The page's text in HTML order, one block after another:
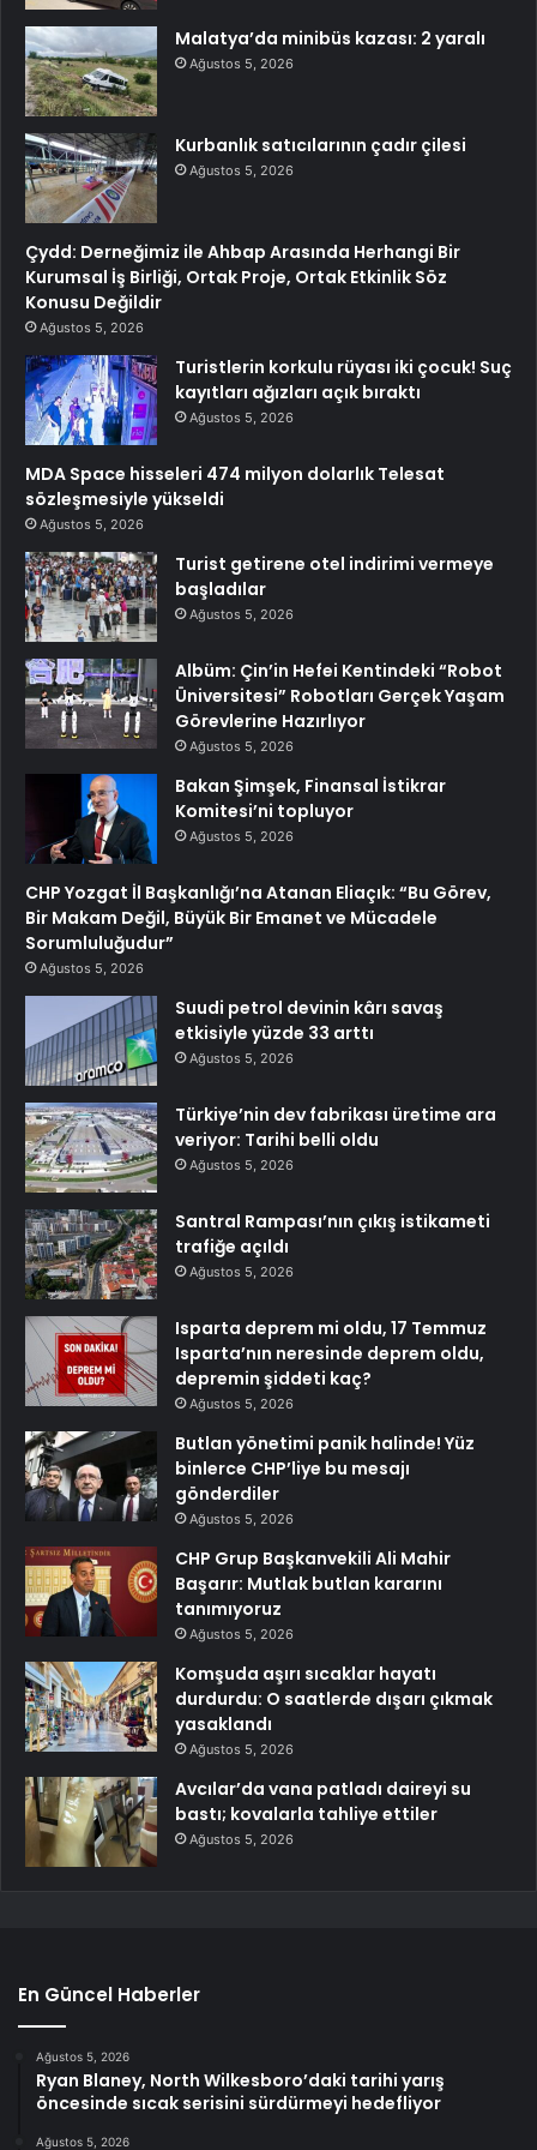
Malatya’da minibüs kazası: 2 yaralı
Ağustos 5, 2026
Kurbanlık satıcılarının çadır çilesi
Ağustos 5, 2026
Çydd: Derneğimiz ile Ahbap Arasında Herhangi Bir
Kurumsal İş Birliği, Ortak Proje, Ortak Etkinlik Söz
Konusu Değildir
Ağustos 5, 2026
Turistlerin korkulu rüyası iki çocuk! Suç
kayıtları ağızları açık bıraktı
Ağustos 5, 2026
MDA Space hisseleri 474 milyon dolarlık Telesat
sözleşmesiyle yükseldi
Ağustos 5, 2026
Turist getirene otel indirimi vermeye
başladılar
Ağustos 5, 2026
Albüm: Çin’in Hefei Kentindeki “Robot
Üniversitesi” Robotları Gerçek Yaşam
Görevlerine Hazırlıyor
Ağustos 5, 2026
Bakan Şimşek, Finansal İstikrar
Komitesi’ni topluyor
Ağustos 5, 2026
CHP Yozgat İl Başkanlığı’na Atanan Eliaçık: “Bu Görev,
Bir Makam Değil, Büyük Bir Emanet ve Mücadele
Sorumluluğudur”
Ağustos 5, 2026
Suudi petrol devinin kârı savaş
etkisiyle yüzde 33 arttı
Ağustos 5, 2026
Türkiye’nin dev fabrikası üretime ara
veriyor: Tarihi belli oldu
Ağustos 5, 2026
Santral Rampası’nın çıkış istikameti
trafiğe açıldı
Ağustos 5, 2026
Isparta deprem mi oldu, 17 Temmuz
Isparta’nın neresinde deprem oldu,
depremin şiddeti kaç?
Ağustos 5, 2026
Butlan yönetimi panik halinde! Yüz
binlerce CHP’liye bu mesajı
gönderdiler
Ağustos 5, 2026
CHP Grup Başkanvekili Ali Mahir
Başarır: Mutlak butlan kararını
tanımıyoruz
Ağustos 5, 2026
Komşuda aşırı sıcaklar hayatı
durdurdu: O saatlerde dışarı çıkmak
yasaklandı
Ağustos 5, 2026
Avcılar’da vana patladı daireyi su
bastı; kovalarla tahliye ettiler
Ağustos 5, 2026
En Güncel Haberler
Ağustos 5, 2026
Ryan Blaney, North Wilkesboro’daki tarihi yarış
öncesinde sıcak serisini sürdürmeyi hedefliyor
Ağustos 5, 2026